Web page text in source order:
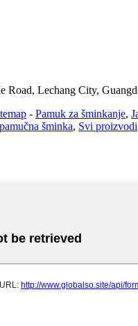
Road, Lechang City,
- Pamuk za šminkanje,
šminka, Svi proizvodi